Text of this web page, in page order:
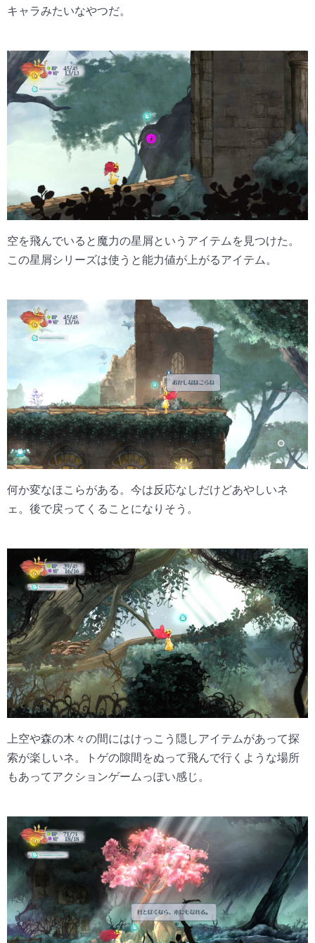
キャラみたいなやつだ。
空を飛んでいると魔力の星屑というアイテムを見つけた。
この星屑シリーズは使うと能力値が上がるアイテム。
何か変なほこらがある。今は反応なしだけどあやしいネ
ェ。後で戻ってくることになりそう。
上空や森の木々の間にはけっこう隠しアイテムがあって探
索が楽しいネ。トゲの隙間をぬって飛んで行くような場所
もあってアクションゲームっぽい感じ。